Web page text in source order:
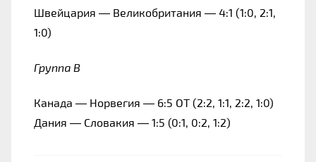
Швейцария — Великобритания — 4:1 (1:0, 2:1,
1:0)
Группа B
Канада — Норвегия — 6:5 ОТ (2:2, 1:1, 2:2, 1:0)
Дания — Словакия — 1:5 (0:1, 0:2, 1:2)